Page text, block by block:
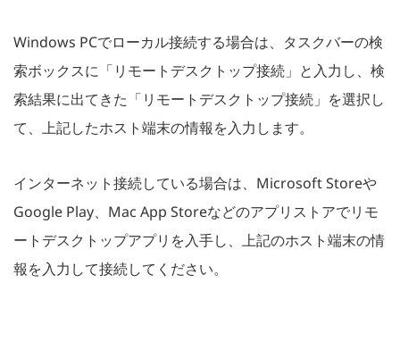
Windows PCでローカル接続する場合は、タスクバーの検
索ボックスに「リモートデスクトップ接続」と入力し、検
索結果に出てきた「リモートデスクトップ接続」を選択し
て、上記したホスト端末の情報を入力します。
インターネット接続している場合は、Microsoft Storeや
Google Play、Mac App Storeなどのアプリストアでリモ
ートデスクトップアプリを入手し、上記のホスト端末の情
報を入力して接続してください。